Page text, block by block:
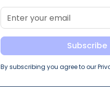
By subscribing you agree to our